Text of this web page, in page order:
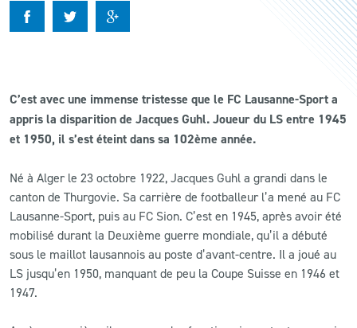
KIDS
RESTAURATION
CONTACT
ACTUALITÉS
LS E-SHOP
C’est avec une immense tristesse que le FC Lausanne-Sport a
appris la disparition de Jacques Guhl. Joueur du LS entre 1945
et 1950, il s’est éteint dans sa 102ème année.
Né à Alger le 23 octobre 1922, Jacques Guhl a grandi dans le
canton de Thurgovie. Sa carrière de footballeur l’a mené au FC
Lausanne-Sport, puis au FC Sion. C’est en 1945, après avoir été
mobilisé durant la Deuxième guerre mondiale, qu’il a débuté
sous le maillot lausannois au poste d’avant-centre. Il a joué au
LS jusqu’en 1950, manquant de peu la Coupe Suisse en 1946 et
1947.